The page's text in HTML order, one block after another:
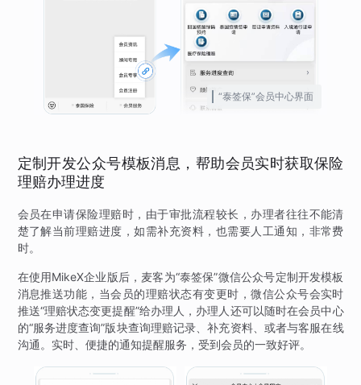
“泰签保”会员中心界面
定制开发公众号模板消息，帮助会员实时获取保险
理赔办理进度
会员在申请保险理赔时，由于审批流程较长，办理者往往不能清
楚了解当前理赔进度，如需补充资料，也需要人工通知，非常费
时。
在使用MikeX企业版后，麦客为“泰签保”微信公众号定制开发模板
消息推送功能，当会员的理赔状态有变更时，微信公众号会实时
推送“理赔状态变更提醒”给办理人，办理人还可以随时在会员中心
的“服务进度查询”版块查询理赔记录、补充资料、或者与客服在线
沟通。实时、便捷的通知提醒服务，受到会员的一致好评。